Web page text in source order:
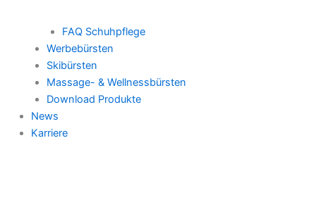
FAQ Schuhpflege
Werbebürsten
Skibürsten
Massage- & Wellnessbürsten
Download Produkte
News
Karriere